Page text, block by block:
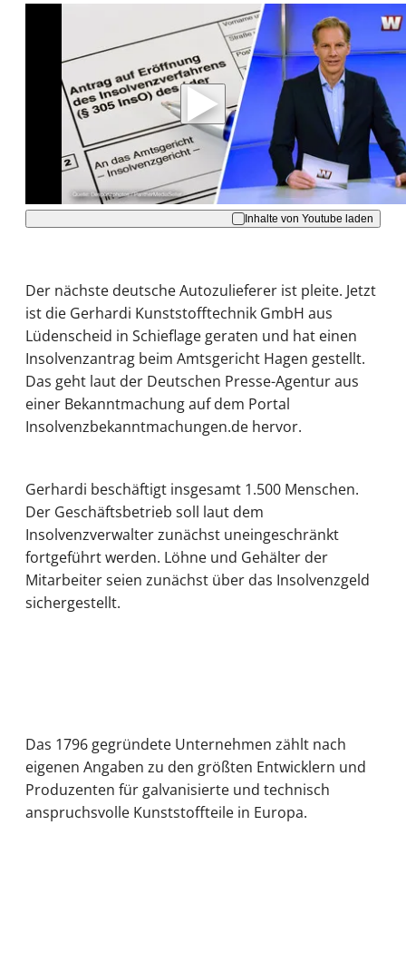
Mit der Wiedergabe dieses Videos werden
Daten an Youtube übertragen.
Hinweise dazu erhalten Sie in derDatenschutzerklärung
Akzeptieren
Inhalte von Youtube laden
Der nächste deutsche Autozulieferer ist pleite. Jetzt
ist die Gerhardi Kunststofftechnik GmbH aus
Lüdenscheid in Schieflage geraten und hat einen
Insolvenzantrag beim Amtsgericht Hagen gestellt.
Das geht laut der Deutschen Presse-Agentur aus
einer Bekanntmachung auf dem Portal
Insolvenzbekanntmachungen.de hervor.
Gerhardi beschäftigt insgesamt 1.500 Menschen.
Der Geschäftsbetrieb soll laut dem
Insolvenzverwalter zunächst uneingeschränkt
fortgeführt werden. Löhne und Gehälter der
Mitarbeiter seien zunächst über das Insolvenzgeld
sichergestellt.
Das 1796 gegründete Unternehmen zählt nach
eigenen Angaben zu den größten Entwicklern und
Produzenten für galvanisierte und technisch
anspruchsvolle Kunststoffteile in Europa.